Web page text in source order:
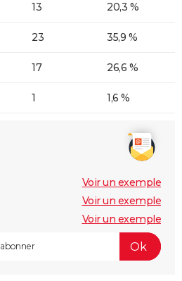
13 20,3 %
23 35,9 %
17 26,6 %
1 1,6 %
Voir un exemple
Voir un exemple
Voir un exemple